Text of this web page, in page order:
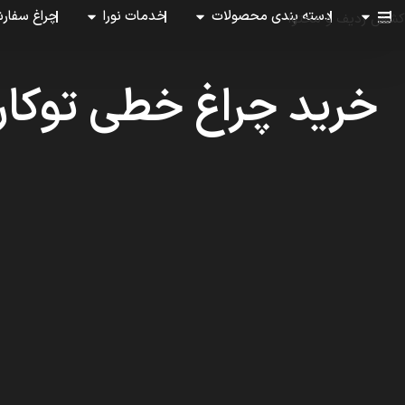
کشش ردیف و محتوادسته بندی محصولات خدمات نورا چراغ
خرید چراغ خطی